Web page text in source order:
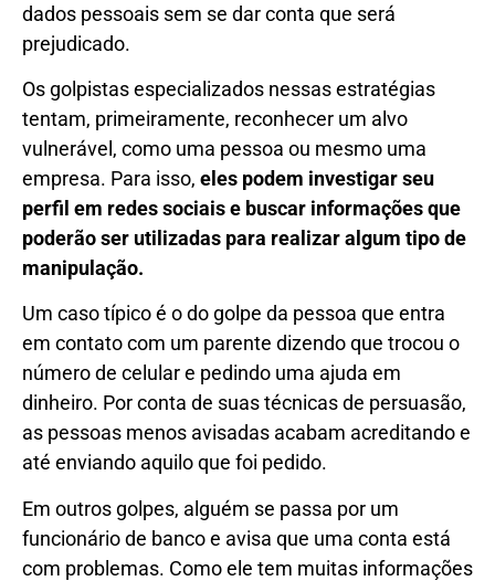
dados pessoais sem se dar conta que será
prejudicado.
Os golpistas especializados nessas estratégias
tentam, primeiramente, reconhecer um alvo
vulnerável, como uma pessoa ou mesmo uma
empresa. Para isso, eles podem investigar seu
perfil em redes sociais e buscar informações que
poderão ser utilizadas para realizar algum tipo de
manipulação.
Um caso típico é o do golpe da pessoa que entra
em contato com um parente dizendo que trocou o
número de celular e pedindo uma ajuda em
dinheiro. Por conta de suas técnicas de persuasão,
as pessoas menos avisadas acabam acreditando e
até enviando aquilo que foi pedido.
Em outros golpes, alguém se passa por um
funcionário de banco e avisa que uma conta está
com problemas. Como ele tem muitas informações